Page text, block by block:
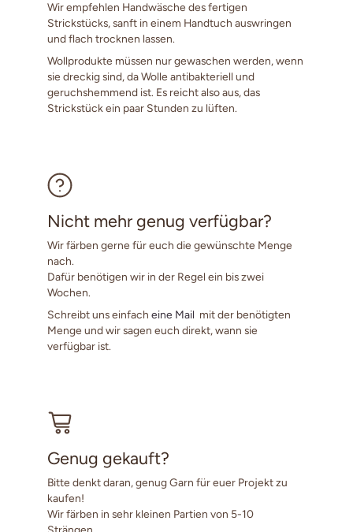
Wir empfehlen Handwäsche des fertigen
Strickstücks, sanft in einem Handtuch auswringen
und flach trocknen lassen.
Wollprodukte müssen nur gewaschen werden, wenn
sie dreckig sind, da Wolle antibakteriell und
geruchshemmend ist. Es reicht also aus, das
Strickstück ein paar Stunden zu lüften.
Nicht mehr genug verfügbar?
Wir färben gerne für euch die gewünschte Menge
nach.
Dafür benötigen wir in der Regel ein bis zwei
Wochen.
Schreibt uns einfach eine Mail mit der benötigten
Menge und wir sagen euch direkt, wann sie
verfügbar ist.
Genug gekauft?
Bitte denkt daran, genug Garn für euer Projekt zu
kaufen!
Wir färben in sehr kleinen Partien von 5-10